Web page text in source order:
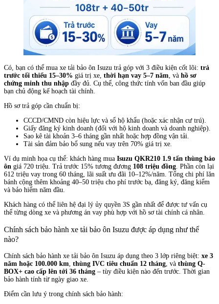
Có, bạn có thể mua xe tải bảo ôn Isuzu trả góp với 3 điều kiện cốt lõi: trả
trước tối thiểu 15–30% giá trị xe, thời hạn vay 5–7 năm, và hồ sơ
chứng minh thu nhập đầy đủ. Cụ thể, công thức tính vốn ban đầu giúp
bạn chủ động kế hoạch tài chính.
Hồ sơ trả góp cần chuẩn bị:
CCCD/CMND còn hiệu lực và sổ hộ khẩu (hoặc xác nhận cư trú).
Giấy đăng ký kinh doanh (đối với hộ kinh doanh và doanh nghiệp).
Sao kê tài khoản 3–6 tháng gần nhất hoặc hợp đồng vận tải.
Tài sản đảm bảo bổ sung nếu vay trên 70% giá trị xe.
Ví dụ minh họa cụ thể: khách hàng mua Isuzu QKR210 1.9 tấn thùng bảo
ôn giá 720 triệu. Trả trước 15% tương đương 108 triệu đồng. Phần còn lại
612 triệu vay trong 60 tháng, lãi suất ưu đãi 10–12%/năm. Tổng chi phí lăn
bánh cộng thêm khoảng 40–50 triệu cho phí trước bạ, đăng ký, đăng kiểm
và bảo hiểm năm đầu.
Khách hàng có thể liên hệ đại lý ủy quyền 3S gần nhất để được tư vấn cụ
thể từng dòng xe và phương án vay phù hợp với hồ sơ tài chính cá nhân.
Chính sách bảo hành xe tải bảo ôn Isuzu được áp dụng như thế
nào?
Chính sách bảo hành xe tải bảo ôn Isuzu áp dụng theo 3 lớp riêng biệt: xe 3
năm hoặc 100.000 km thùng IVC tiêu chuẩn 12 tháng , và thùng Q-
BOX+ cao cấp lên tới 36 tháng – tùy điều kiện nào đến trước. Thời gian
bảo hành tính từ ngày giao xe.
Điểm cần lưu ý trong chính sách bảo hành: